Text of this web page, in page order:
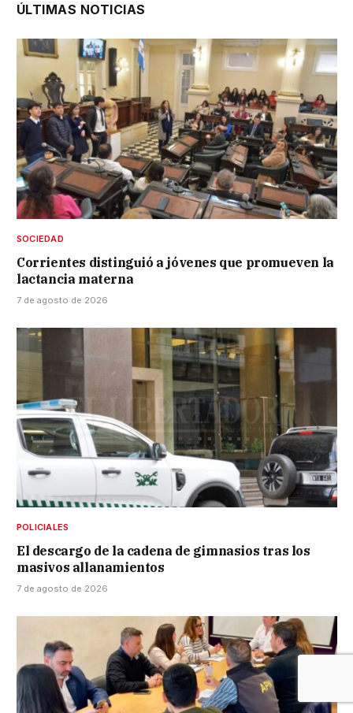
ÚLTIMAS NOTICIAS
SOCIEDAD
Corrientes distinguió a jóvenes que promueven la
lactancia materna
7 de agosto de 2026
POLICIALES
El descargo de la cadena de gimnasios tras los
masivos allanamientos
7 de agosto de 2026